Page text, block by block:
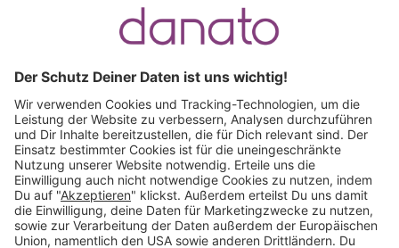
Du hast eine Frage?
+49 (0) 511 51 56 0300
schreib uns eineE-Mail
Käuferschutz inklusive Kauf auf Rechnung